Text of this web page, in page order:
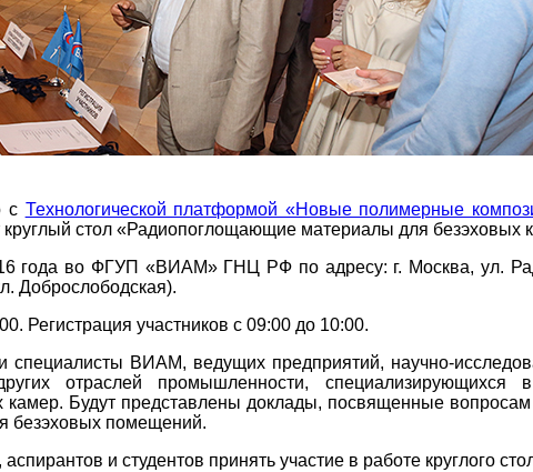
с Технологической платформой «Новые полимерные
круглый стол «Радиопоглощающие материалы для безэховых
года во ФГУП «ВИАМ» ГНЦ РФ по адресу: г. Москва, ул.
Доброслободская).
Регистрация участников с 09:00 до 10:00.
специалисты ВИАМ, ведущих предприятий, научно-
отраслей промышленности, специализирующихся
камер. Будут представлены доклады, посвященные вопросам
безэховых помещений.
и студентов принять участие в работе круглого